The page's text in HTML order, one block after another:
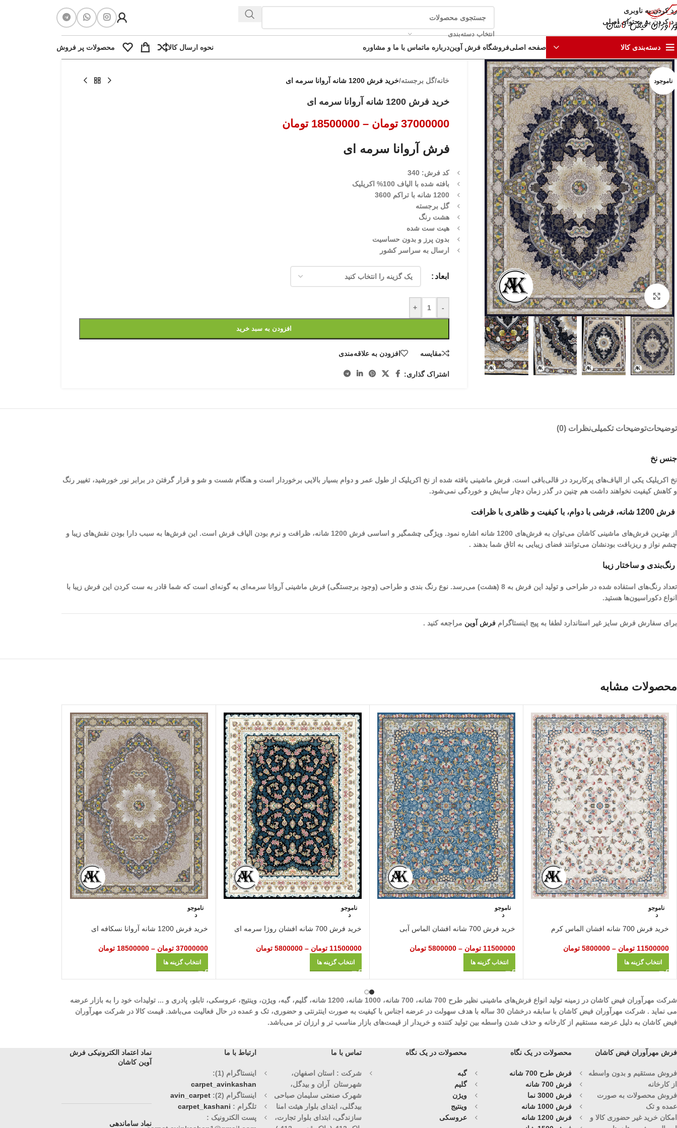
رد کردن به ناوبری
رد کردن به محتوای اصلی
انتخاب دسته‌بندی
دسته‌بندی کالا صفحه اصلیفروشگاه فرش آویندرباره ماتماس با ما و مشاوره نحوه ارسال کالا محصولات پر فروش
ناموجود
بزرگنمایی تصویر
خانه/گل برجسته/خرید فرش 1200 شانه آروانا سرمه ای
خرید فرش 1200 شانه آروانا سرمه ای
37000000 تومان –
18500000 تومان
فرش آروانا سرمه ای
کد فرش: 340
بافته شده با الیاف 100% اکریلیک
1200 شانه با تراکم 3600
گل برجسته
هشت رنگ
هیت ست شده
بدون پرز و بدون حساسیت
ارسال به سراسر کشور
ابعاد
-
+
افزودن به سبد خرید
مقایسه افزودن به علاقه‌مندی
اشتراک گذاری:
توضیحاتتوضیحات تکمیلینظرات (0)
جنس نخ
نخ اکریلیک یکی از الیاف­‌های پرکاربرد در قالی‌بافی است. فرش ماشینی بافته شده از نخ اکریلیک از طول عمر و دوام بسیار بالایی برخوردار است و هنگام شست و شو و قرار گرفتن در برابر نور خورشید، تغییر رنگ
و کاهش کیفیت نخواهند داشت هم چنین در گذر زمان دچار سایش و خوردگی نمی‌شود.
فرش 1200 شانه، فرشی با دوام، با کیفیت و ظاهری با ظرافت
از بهترین فرش‌های ماشینی کاشان می‌توان به فرش‌های 1200 شانه اشاره نمود. ویژگی چشمگیر و اساسی فرش 1200 شانه، ظرافت و نرم بودن الیاف فرش است. این فرش‌ها به سبب دارا بودن نقش‌های زیبا و
چشم نواز و ریز‌بافت بودنشان می‌توانند فضای زیبایی به اتاق شما بدهند .
رنگ‌بندی و ساختار زیبا
تعداد رنگ‌های استفاده شده در طراحی و تولید این فرش به 8 (هشت) می‌رسد. نوع رنگ بندی و طراحی (وجود برجستگی) فرش ماشینی آروانا سرمه‌ای به گونه‌ای است که شما قادر به ست کردن این فرش زیبا با
انواع دکوراسیون‌ها هستید.
برای سفارش فرش سایز غیر استاندارد لطفا به پیج اینستاگرام فرش آوین مراجعه کنید .
محصولات مشابه
ناموجو
د
خرید فرش 700 شانه افشان الماس کرم
11500000 تومان –
5800000 تومان
انتخاب گزینه ها
ناموجو
د
خرید فرش 700 شانه افشان الماس آبی
11500000 تومان –
5800000 تومان
انتخاب گزینه ها
ناموجو
د
خرید فرش 700 شانه افشان روژا سرمه ای
11500000 تومان –
5800000 تومان
انتخاب گزینه ها
ناموجو
د
خرید فرش 1200 شانه آروانا نسکافه ای
37000000 تومان –
18500000 تومان
انتخاب گزینه ها
شرکت مهرآوران فیض کاشان در زمینه تولید انواع فرش‌های ماشینی نظیر طرح 700 شانه، 700 شانه، 1000 شانه، 1200 شانه، گلیم، گبه، ویژن، وینتیج، عروسکی، تابلو، پادری و ... تولیدات خود را به بازار عرضه
می نماید . شرکت مهرآوران فیض کاشان با سابقه درخشان 30 ساله با هدف سهولت در عرضه اجناس با کیفیت به صورت اینترنتی و حضوری، تک و عمده در حال فعالیت می‌باشد. قیمت کالا در شرکت مهرآوران
فیض کاشان به دلیل عرضه مستقیم از کارخانه و حذف شدن واسطه بین تولید کننده و خریدار از قیمت‌های بازار مناسب تر و ارزان تر می‌باشد.
فرش مهرآوران فیض کاشان
فروش مستقیم و بدون واسطه
از کارخانه
فروش محصولات به صورت
عمده و تک
امکان خرید غیر حضوری کالا و
محصولات در یک نگاه
فرش طرح 700 شانه
فرش 700 شانه
فرش 3000 نما
فرش 1000 شانه
فرش 1200 شانه
محصولات در یک نگاه
گبه
گلیم
ویژن
وینتیج
عروسکی
تماس با ما
شرکت : استان اصفهان،
شهرستان آران و بیدگل،
شهرک صنعتی سلیمان صباحی
بیدگلی، ابتدای بلوار هیئت امنا
سازندگی، ابتدای بلوار تجارت،
ارتباط با ما
اینستاگرام (1):
carpet_avinkashan
اینستاگرام (2):
avin_carpet
تلگرام : carpet_kashani
پست الکترونیک :
نماد اعتماد الکترونیکی فرش
آوین کاشان
نماد ساماندهی